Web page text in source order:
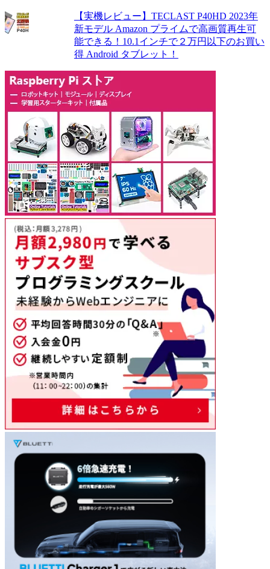
【実機レビュー】TECLAST P40HD 2023年
新モデル Amazon プライムで高画質再生可
能できる！10.1インチで２万円以下のお買い
得 Android タブレット！